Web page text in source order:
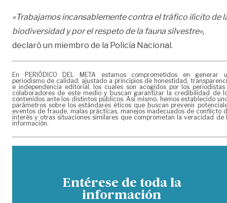
«Trabajamos incansablemente contra el tráfico ilícito de
biodiversidad y por el respeto de la fauna silvestre»,
declaró un miembro de la Policía Nacional.
En PERIÓDICO DEL META estamos comprometidos en generar
periodismo de calidad, ajustado a principios de honestidad,
e independencia editorial, los cuales son acogidos por los periodistas
colaboradores de este medio y buscan garantizar la credibilidad de
contenidos ante los distintos públicos. Así mismo, hemos establecido
parámetros sobre los estándares éticos que buscan prevenir
eventos de fraude, malas prácticas, manejos inadecuados de conflicto
interés y otras situaciones similares que comprometan la veracidad de
información.
Entérese de toda la
información